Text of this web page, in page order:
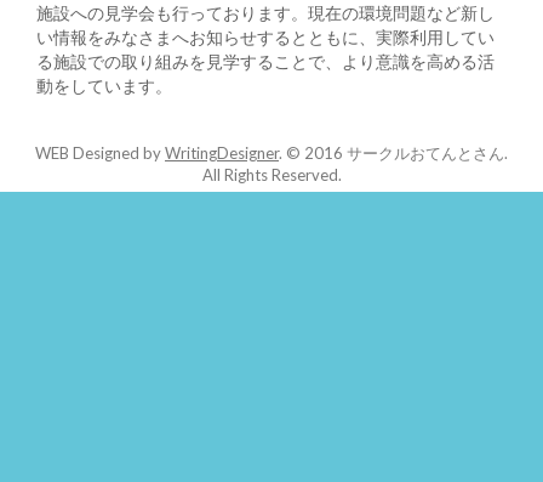
施設への見学会も行っております。現在の環境問題など新し
い情報をみなさまへお知らせするとともに、実際利用してい
る施設での取り組みを見学することで、より意識を高める活
動をしています。
WEB Designed byWritingDesigner. © 2016 サークルおてんとさん.
All Rights Reserved.